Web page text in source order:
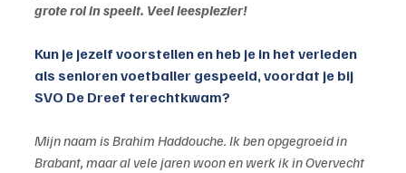
grote rol in speelt. Veel leesplezier!
Kun je jezelf voorstellen en heb je in het verleden
als senioren voetballer gespeeld, voordat je bij
SVO De Dreef terechtkwam?
Mijn naam is Brahim Haddouche. Ik ben opgegroeid in
Brabant, maar al vele jaren woon en werk ik in Overvecht